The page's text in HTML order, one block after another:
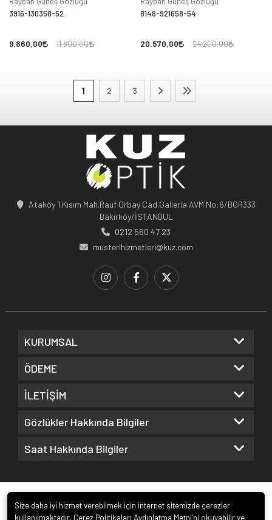
3916-130358-52
9.860,00 11.600,00
8148-921658-54
20.570,00 24.200,00
1 2 3
Ataköy 1.Kısım Mah.Rauf Orbay Cad.Galleria AVM No:6/BGR333
Bakırköy/İSTANBUL
0212 560 47 23
musterihizmetleri@kuz.com
KURUMSAL
ÖDEME
İLETİŞİM
Gözlükler Hakkında Bilgiler
Saat Hakkında Bilgiler
Size daha iyi hizmet verebilmek için internet sitemizde çerezler
kullanılmaktadır. Çerez Politikaları Aydınlatma Metni’ni okuyabilir ve